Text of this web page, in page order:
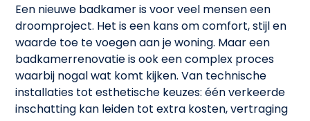
Een nieuwe badkamer is voor veel mensen een
droomproject. Het is een kans om comfort, stijl en
waarde toe te voegen aan je woning. Maar een
badkamerrenovatie is ook een complex proces
waarbij nogal wat komt kijken. Van technische
installaties tot esthetische keuzes: één verkeerde
inschatting kan leiden tot extra kosten, vertraging